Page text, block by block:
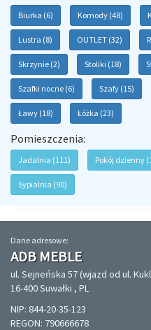
Biurka (6) Komody (48)
Lustra (8) OUTLET (32)
Skrzynie (2) Stoliki (18)
Szafki nocne (6) Szafy (15)
Ławy (18) Łóżka (23)
Pomieszczenia:
Jadalnia (111) Pokój dzienny
Sypialnia (90)
Dane adresowe:
ADB MEBLE
ul. Sejneńska 57 (wjazd od ul.
16-400 Suwałki , PL
NIP: 844-20-35-123
REGON: 790666678